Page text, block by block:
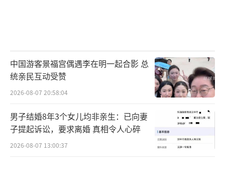
中国游客景福宫偶遇李在明一起合影 总
统亲民互动受赞
2026-08-07 20:58:04
男子结婚8年3个女儿均非亲生：已向妻
子提起诉讼，要求离婚 真相令人心碎
2026-08-07 13:00:37